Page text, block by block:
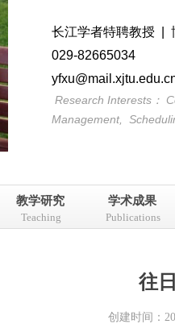
长江学者特聘教授 |
029-82665034
Research Interests：
Management,
教学研究 学术成果
Teaching Publications
往
创建时间：